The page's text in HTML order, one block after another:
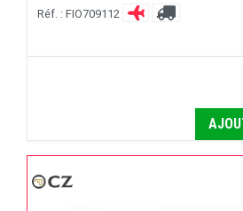
Réf. : FIO709112